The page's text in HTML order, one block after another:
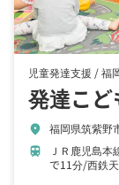
児童発達支援 /福
発達こ
location_on 福岡県筑紫野
train
ＪＲ鹿児島
で11分 西鉄